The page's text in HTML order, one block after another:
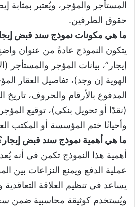
المستأجر والمؤجر، ويُعتبر بمثابة
حقوق الطرفين.
ما هي مكونات نموذج سند قبض
يتكون النموذج عادةً من عنوان
إيجار”، بيانات المؤجر والمستأجر
الهوية إن وجد)، تفاصيل العقار
المدفوع بالأرقام والحروف، تاريخ
(نقدًا أو تحويل بنكي)، توقيع
وأحيانًا ختم المؤسسة أو المكتب
ما هي أهمية نموذج سند قبض
أهمية هذا النموذج تكمن في أنه يُعد
عملية الدفع ويمنع النزاعات بين
يساعد في تنظيم العلاقة
ويُستخدم كوثيقة محاسبية ضمن